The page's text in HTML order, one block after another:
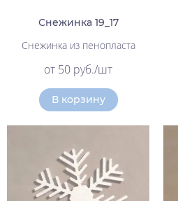
Снежинка 19_17
Снежинка из пенопласта
от 50 руб./шт
В корзину